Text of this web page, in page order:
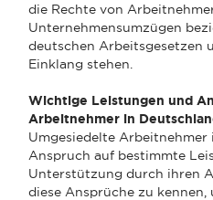
die Rechte von
Unternehmensumzügen
deutschen Arbeitsgesetzen
Einklang stehen.
Wichtige Leistungen und
Arbeitnehmer in
Umgesiedelte Arbeitnehmer
Anspruch auf bestimmte
Unterstützung durch ihren
diese Ansprüche zu kennen,